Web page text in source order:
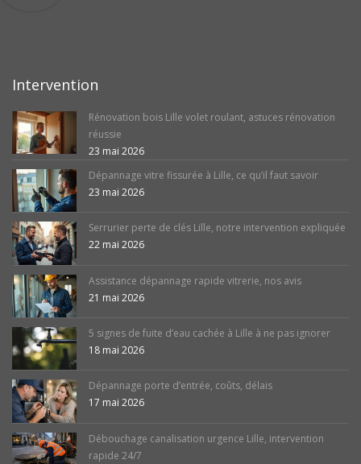
Intervention
Rénovation bois Lille volet roulant, astuces rénovation
réussie
23 mai 2026
Dépannage vitre fissurée à Lille, ce qu’il faut savoir
23 mai 2026
Serrurier perte de clés Lille, notre intervention expliquée
22 mai 2026
Assistance dépannage rapide vitrerie, nos avis
21 mai 2026
5 signes de fuite d’eau cachée à Lille à ne pas ignorer
18 mai 2026
Dépannage porte d’entrée, coûts, délais
17 mai 2026
Débouchage canalisation urgence Lille, intervention
rapide 24/7